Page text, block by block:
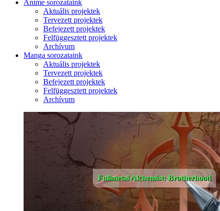
Anime sorozataink
Aktuális projektek
Tervezett projektek
Befejezett projektek
Felfüggesztett projektek
Archívum
Manga sorozataink
Aktuális projektek
Tervezett projektek
Befejezett projektek
Felfüggesztett projektek
Archívum
Fullmetal Alchemist: Brotherhood